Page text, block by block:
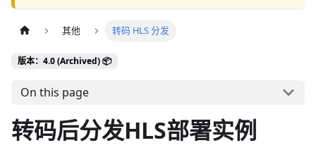
其他 转码 HLS 分发
版本：4.0 (Archived) 📦
On this page
转码后分发HLS部署实例